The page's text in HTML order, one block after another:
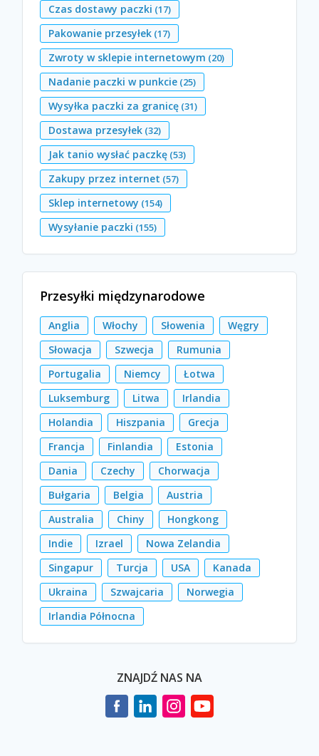
ZNAJDŹ NAS NA
Czas dostawy paczki (17)
Pakowanie przesyłek (17)
Zwroty w sklepie internetowym (20)
Nadanie paczki w punkcie (25)
Wysyłka paczki za granicę (31)
Dostawa przesyłek (32)
Jak tanio wysłać paczkę (53)
Zakupy przez internet (57)
Sklep internetowy (154)
Wysyłanie paczki (155)
Przesyłki międzynarodowe
Anglia Włochy Słowenia
Węgry
Słowacja
Szwecja
Rumunia
Portugalia
Niemcy
Łotwa
Luksemburg
Litwa
Irlandia
Holandia
Hiszpania
Grecja
Francja
Finlandia
Estonia
Dania
Czechy
Chorwacja
Bułgaria
Belgia
Austria
Australia
Chiny
Hongkong
Indie
Izrael
Nowa Zelandia
Singapur
Turcja USA
Kanada
Ukraina
Szwajcaria
Norwegia
Irlandia Północna